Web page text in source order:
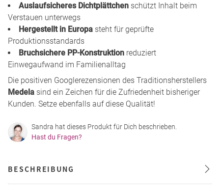
Auslaufsicheres Dichtplättchen schützt Inhalt beim
Verstauen unterwegs
Hergestellt in Europa steht für geprüfte
Produktionsstandards
Bruchsichere PP-Konstruktion reduziert
Einwegaufwand im Familienalltag
Die positiven Googlerezensionen des Traditionsherstellers
Medela sind ein Zeichen für die Zufriedenheit bisheriger
Kunden. Setze ebenfalls auf diese Qualität!
Sandra hat dieses Produkt für Dich beschrieben.
Hast du Fragen?
BESCHREIBUNG